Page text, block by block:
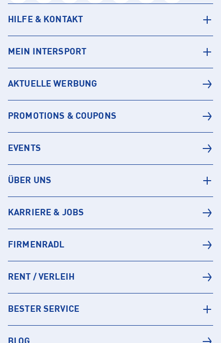
HILFE & KONTAKT
MEIN INTERSPORT
AKTUELLE WERBUNG
PROMOTIONS & COUPONS
EVENTS
ÜBER UNS
KARRIERE & JOBS
FIRMENRADL
RENT / VERLEIH
BESTER SERVICE